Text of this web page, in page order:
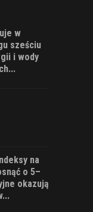
w
sześciu
i wody
na
o 5–
okazują